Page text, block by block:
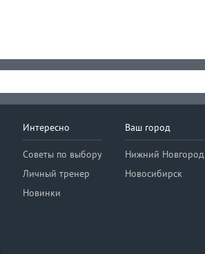
Интересно
Советы по выбору
Личный тренер
Новинки
Ваш город
Нижний Новгород
Новосибирск